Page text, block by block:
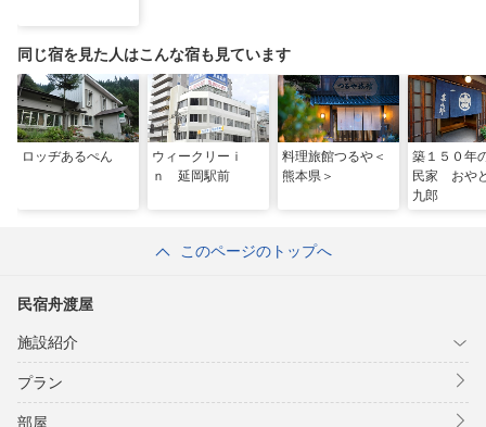
同じ宿を見た人はこんな宿も見ています
ロッヂあるぺん
ウィークリーｉ
ｎ 延岡駅前
料理旅館つるや＜
熊本県＞
築１５０年
民家 おや
九郎
このページのトップへ
民宿舟渡屋
施設紹介
プラン
部屋